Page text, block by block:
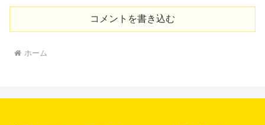
コメントを書き込む
ホーム